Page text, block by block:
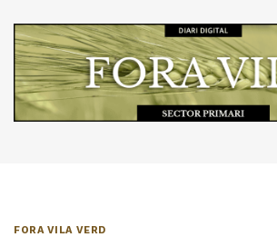
FORA VILA VERD